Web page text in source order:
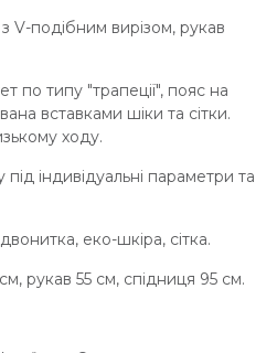
V-подібним вирізом, рукав
по типу "трапеції", пояс на
вставками шіки та сітки.
ходу.
індивідуальні параметри та
еко-шкіра, сітка.
рукав 55 см, спідниця 95 см.